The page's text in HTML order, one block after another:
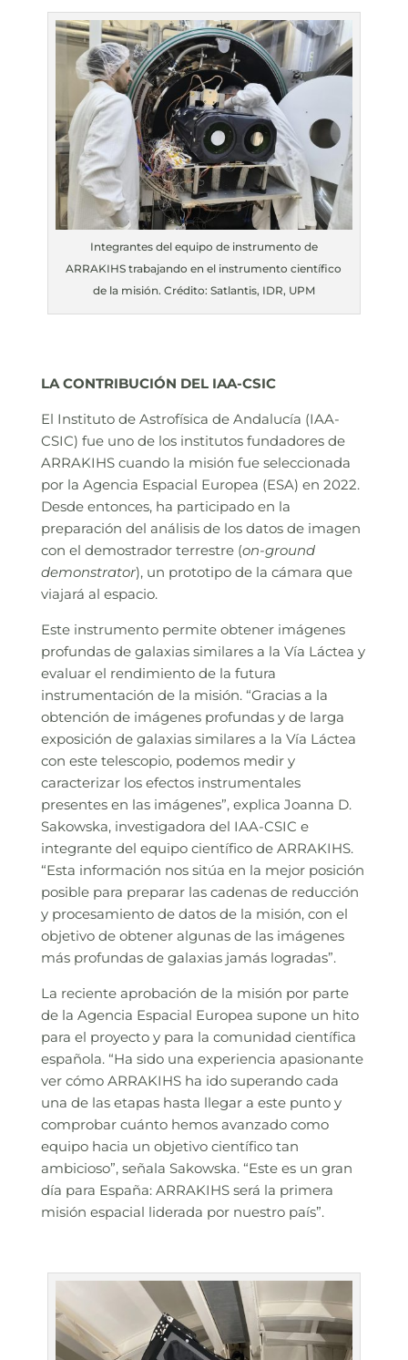
Integrantes del equipo de instrumento de
ARRAKIHS trabajando en el instrumento científico
de la misión. Crédito: Satlantis, IDR, UPM
LA CONTRIBUCIÓN DEL IAA-CSIC
El Instituto de Astrofísica de Andalucía (IAA-
CSIC) fue uno de los institutos fundadores de
ARRAKIHS cuando la misión fue seleccionada
por la Agencia Espacial Europea (ESA) en 2022.
Desde entonces, ha participado en la
preparación del análisis de los datos de imagen
con el demostrador terrestre (on-ground
demonstrator), un prototipo de la cámara que
viajará al espacio.
Este instrumento permite obtener imágenes
profundas de galaxias similares a la Vía Láctea y
evaluar el rendimiento de la futura
instrumentación de la misión. “Gracias a la
obtención de imágenes profundas y de larga
exposición de galaxias similares a la Vía Láctea
con este telescopio, podemos medir y
caracterizar los efectos instrumentales
presentes en las imágenes”, explica Joanna D.
Sakowska, investigadora del IAA-CSIC e
integrante del equipo científico de ARRAKIHS.
“Esta información nos sitúa en la mejor posición
posible para preparar las cadenas de reducción
y procesamiento de datos de la misión, con el
objetivo de obtener algunas de las imágenes
más profundas de galaxias jamás logradas”.
La reciente aprobación de la misión por parte
de la Agencia Espacial Europea supone un hito
para el proyecto y para la comunidad científica
española. “Ha sido una experiencia apasionante
ver cómo ARRAKIHS ha ido superando cada
una de las etapas hasta llegar a este punto y
comprobar cuánto hemos avanzado como
equipo hacia un objetivo científico tan
ambicioso”, señala Sakowska. “Este es un gran
día para España: ARRAKIHS será la primera
misión espacial liderada por nuestro país”.